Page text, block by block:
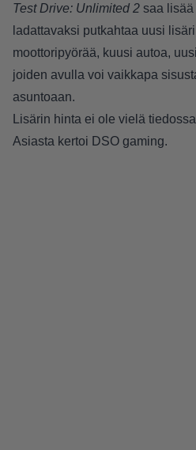
Test Drive: Unlimited 2 saa
ladattavaksi putkahtaa uusi
moottoripyörää, kuusi autoa,
joiden avulla voi vaikkapa
asuntoaan.
Lisärin hinta ei ole vielä
Asiasta kertoi DSO gaming.